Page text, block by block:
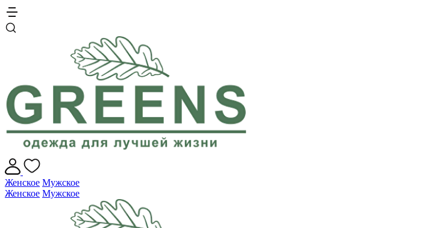
Женское Мужское
Женское Мужское